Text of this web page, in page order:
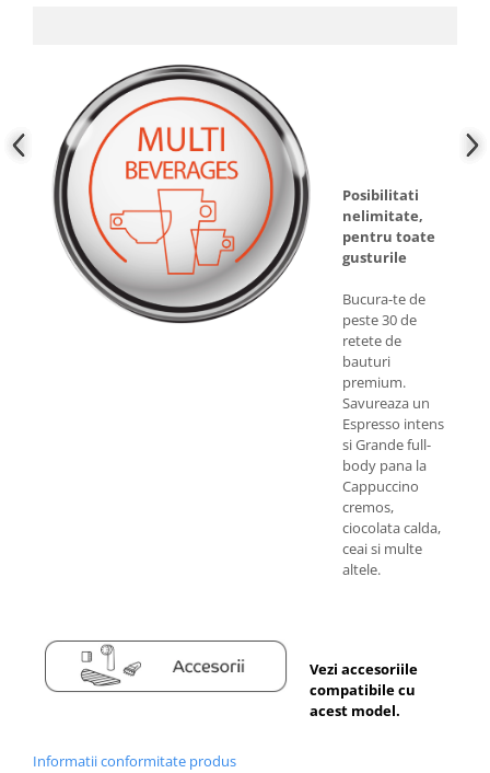
Posibilitati
nelimitate,
pentru toate
gusturile
Bucura-te de
peste 30 de
retete de
bauturi
premium.
Savureaza un
Espresso intens
si Grande full-
body pana la
Cappuccino
cremos,
ciocolata calda,
ceai si multe
altele.
Vezi accesoriile
compatibile cu
acest model.
Informatii conformitate produs